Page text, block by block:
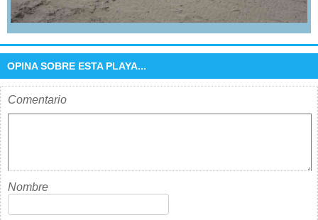
OPINA SOBRE ESTA PLAYA...
Comentario
Nombre